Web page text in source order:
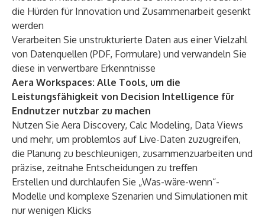
die Hürden für Innovation und Zusammenarbeit gesenkt
werden
Verarbeiten Sie unstrukturierte Daten aus einer Vielzahl
von Datenquellen (PDF, Formulare) und verwandeln Sie
diese in verwertbare Erkenntnisse
Aera Workspaces: Alle Tools, um die
Leistungsfähigkeit von Decision Intelligence für
Endnutzer nutzbar zu machen
Nutzen Sie Aera Discovery, Calc Modeling, Data Views
und mehr, um problemlos auf Live-Daten zuzugreifen,
die Planung zu beschleunigen, zusammenzuarbeiten und
präzise, zeitnahe Entscheidungen zu treffen
Erstellen und durchlaufen Sie „Was-wäre-wenn“-
Modelle und komplexe Szenarien und Simulationen mit
nur wenigen Klicks